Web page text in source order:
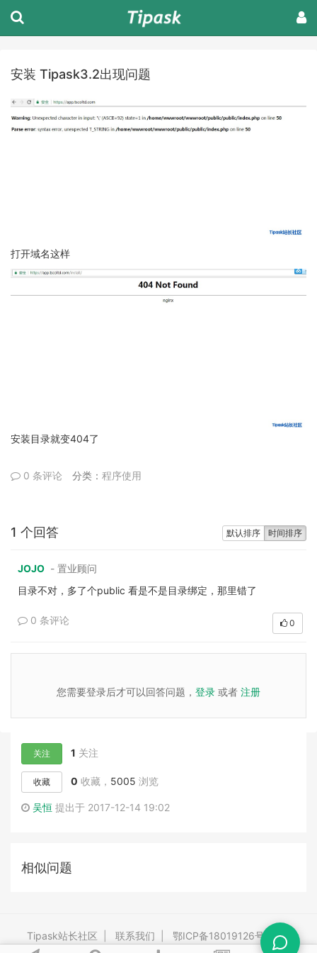
安装 Tipask3.2出现问题
打开域名这样
安装目录就变404了
0 条评论 分类： 程序使用
默认排序 时间排序
1 个回答
JOJO - 置业顾问
目录不对，多了个public 看是不是目录绑定，那里错了
0 条评论 0
您需要登录后才可以回答问题， 登录 或者 注册
关注 1 关注
收藏 0 收藏， 5005 浏览
吴恒 提出于 2017-12-14 19:02
相似问题
Tipask站长社区 联系我们 鄂ICP备18019126号-3 |